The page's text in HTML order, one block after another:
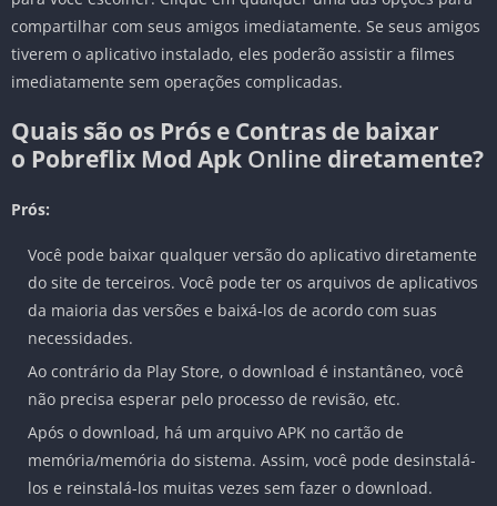
compartilhar com seus amigos imediatamente. Se seus amigos
tiverem o aplicativo instalado, eles poderão assistir a filmes
imediatamente sem operações complicadas.
Quais são os Prós e Contras de baixar
o Pobreflix Mod Apk Online diretamente?
Prós:
Você pode baixar qualquer versão do aplicativo diretamente
do site de terceiros. Você pode ter os arquivos de aplicativos
da maioria das versões e baixá-los de acordo com suas
necessidades.
Ao contrário da Play Store, o download é instantâneo, você
não precisa esperar pelo processo de revisão, etc.
Após o download, há um arquivo APK no cartão de
memória/memória do sistema. Assim, você pode desinstalá-
los e reinstalá-los muitas vezes sem fazer o download.